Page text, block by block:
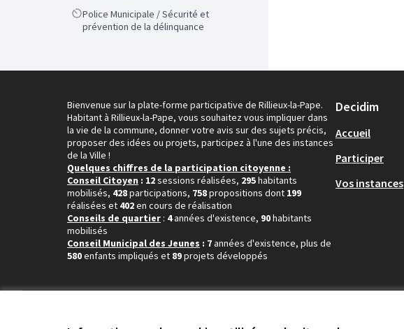
Scope
Police Municipale / Sécurité et
prévention de la délinquance
Bienvenue sur la plate-forme participative de Rillieux-la-Pape.
Habitant à Rillieux-la-Pape, vous souhaitez vous impliquer dans
la vie de la commune, donner votre avis sur des sujets précis,
proposer des idées ou projets, participez à l'une des instances
de la Ville !
Quelques chiffres de la participation citoyenne :
Conseil Citoyen : 12sessions réalisées, 295habitants
mobilisés, 428participations, 758propositions dont 199
réalisées et 402en cours de réalisation
Conseils de quartier : 4années d'existence, 90habitants
mobilisés
Conseil Municipal des Jeunes : 7années d'existence, plus de
580enfants impliqués et 89projets développés
Decidim
Accueil
Participer
Vos instances